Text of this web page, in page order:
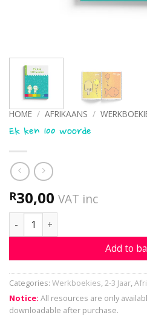
HOME / AFRIKAANS /
Ek ken 100 woorde
R30,00 VAT inc
Ek ken 100 woorde quantity
Add to
Categories: Werkboekies,2-3 Jaar,
Notice: All resources are only
downloadable after purchase.